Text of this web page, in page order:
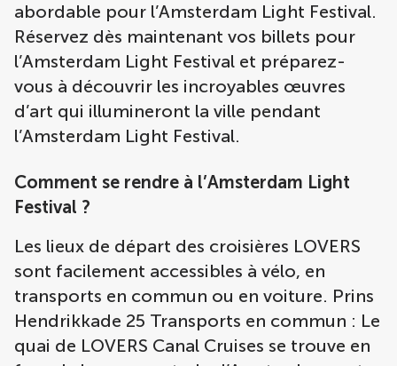
abordable pour l’Amsterdam Light Festival.
Réservez dès maintenant vos billets pour
l’Amsterdam Light Festival et préparez-
vous à découvrir les incroyables œuvres
d’art qui illumineront la ville pendant
l’Amsterdam Light Festival.
Comment se rendre à l’Amsterdam Light
Festival ?
Les lieux de départ des croisières LOVERS
sont facilement accessibles à vélo, en
transports en commun ou en voiture. Prins
Hendrikkade 25 Transports en commun : Le
quai de LOVERS Canal Cruises se trouve en